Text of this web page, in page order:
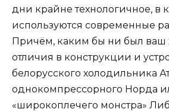
дни крайне технологичное, в
используются современные
Причём, каким бы ни был ваш
отличия в конструкции и
белорусского холодильника
однокомпрессорного Норда
«широкоплечего монстра»